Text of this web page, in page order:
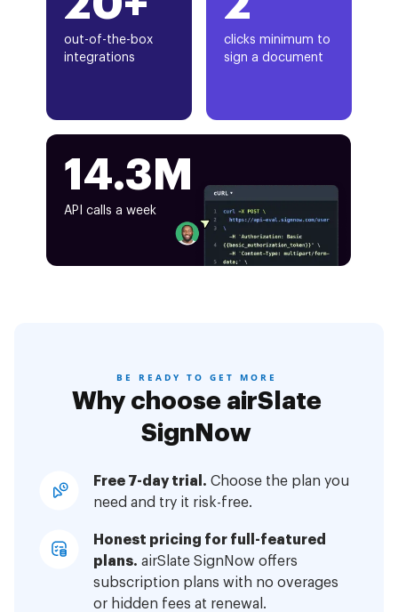
out-of-the-box
integrations
clicks minimum to
sign a document
14.3M
API calls a week
BE READY TO GET MORE
Why choose airSlate
SignNow
Free 7-day trial. Choose the plan you
need and try it risk-free.
Honest pricing for full-featured
plans. airSlate SignNow offers
subscription plans with no overages
or hidden fees at renewal.